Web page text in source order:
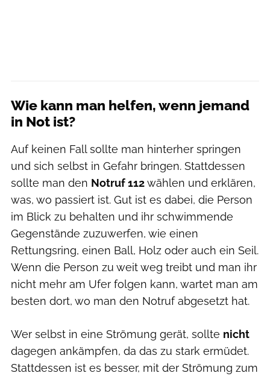
Wie kann man helfen, wenn jemand
in Not ist?
Auf keinen Fall sollte man hinterher springen
und sich selbst in Gefahr bringen. Stattdessen
sollte man den Notruf 112wählen und erklären,
was, wo passiert ist. Gut ist es dabei, die Person
im Blick zu behalten und ihr schwimmende
Gegenstände zuzuwerfen, wie einen
Rettungsring, einen Ball, Holz oder auch ein Seil.
Wenn die Person zu weit weg treibt und man ihr
nicht mehr am Ufer folgen kann, wartet man am
besten dort, wo man den Notruf abgesetzt hat.
Wer selbst in eine Strömung gerät, sollte nicht
dagegen ankämpfen, da das zu stark ermüdet.
Stattdessen ist es besser, mit der Strömung zum